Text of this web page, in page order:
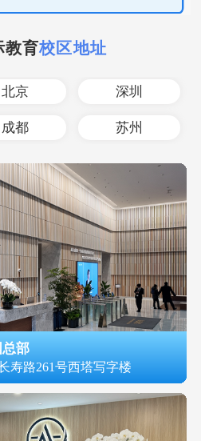
教育校区地址
北京 深圳
成都 苏州
部
寿路261号西塔写字楼